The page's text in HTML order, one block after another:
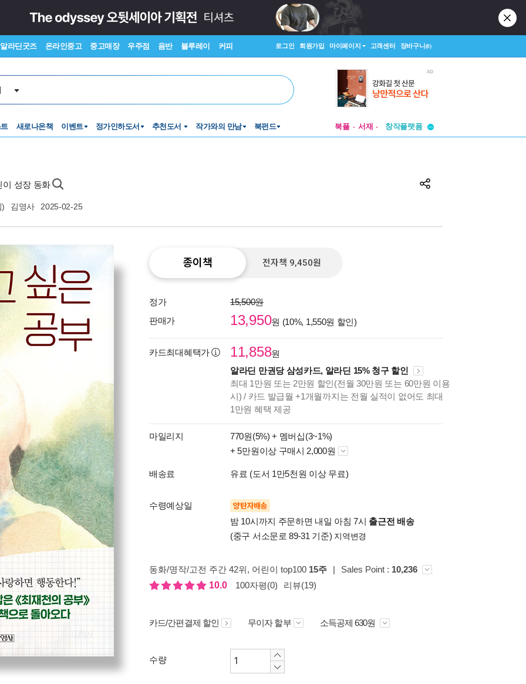
알라딘굿즈 온라인중고 중고매장 우주점 음반 블루레이 커피 로그인 회원가입 마이페이지 고객센터 장바구니(0)
새로나온책 이벤트 정가인하도서 추천도서 작가와의 만남 북펀드 북플 서재
창작플랫폼
이 성장 동화
김영사 2025-02-25
종이책 전자책 9,450원
정가
15,500원
판매가
13,950원 (10%, 1,550원 할인)
카드최대혜택가 11,858원
알라딘 만권당 삼성카드, 알라딘 15% 청구 할인
최대 1만원 또는 2만원 할인(전월 30만원 또는 60만원 이용
시) / 카드 발급월 +1개월까지는 전월 실적이 없어도 최대
1만원 혜택 제공
마일리지 770원(5%) + 멤버십(3~1%)
+ 5만원이상 구매시 2,000원
배송료 유료 (도서 1만5천원 이상 무료)
수령예상일 양탄자배송
밤 10시까지 주문하면 내일 아침 7시 출근전 배송
(중구 서소문로 89-31 기준) 지역변경
동화/명작/고전 주간 42위, 어린이 top100 15주 | Sales Point : 10,236
10.0
100자평(0) 리뷰(19)
카드/간편결제 할인 무이자 할부 소득공제 630원
수량